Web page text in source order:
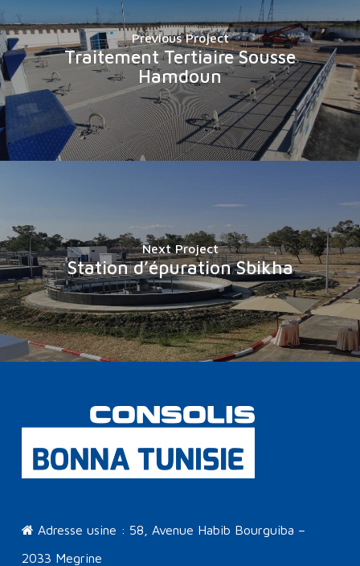
Previous Project
Traitement Tertiaire Sousse
Hamdoun
Next Project
Station d’épuration Sbikha
Adresse usine : 58, Avenue Habib Bourguiba –
2033 Megrine